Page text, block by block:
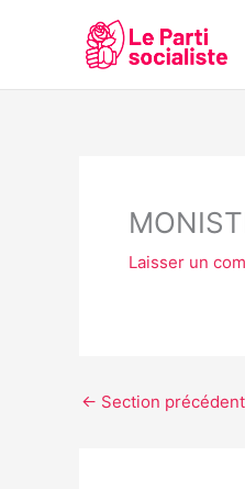
Laisser un
← Section précédent